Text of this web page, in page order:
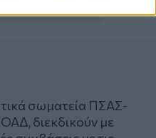
σωματεία ΠΣΑΣ-
διεκδικούν με